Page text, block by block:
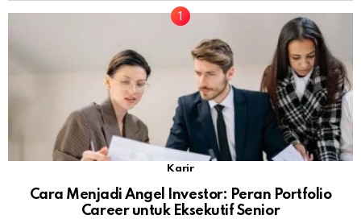
Karir
Cara Menjadi Angel Investor: Peran Portfolio
Career untuk Eksekutif Senior